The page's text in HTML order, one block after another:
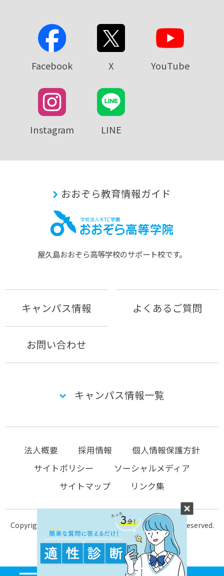
Facebook X YouTube
Instagram LINE
おおぞら教育情報ガイド
屋久島おおぞら⾼等学校のサポート校です。
キャンパス情報 よくあるご質問
お問い合わせ
キャンパス情報一覧
法人概要 採用情報
個人情報保護方針
サイトポリシー
ソーシャルメディア
サイトマップ
リンク集
Copyright © 2004-2026 KTC-school.com All Rights Reserved.